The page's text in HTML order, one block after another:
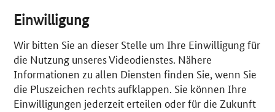
Einwilligung
Wir bitten Sie an dieser Stelle um Ihre Einwilligung für
die Nutzung unseres Videodienstes. Nähere
Informationen zu allen Diensten finden Sie, wenn Sie
die Pluszeichen rechts aufklappen. Sie können Ihre
Einwilligungen jederzeit erteilen oder für die Zukunft
die Nutzung von Private Cloud (Bereitstellung aus
unternehmenseigenen Rechenzentren, Cloud-Umgebung im Eigentum
des nutzenden Unternehmens) und die Zufriedenheit mit diesen
Lösungen ab. Jedes vierte Unternehmen nutzt ein Public Cloud-
Angebot (Bereitstellung über das Internet, Cloud-Umgebung Eigentum
eines Dienstleisters). Dabei sind große Unternehmen deutlich Vorreiter.
Hauptsächlich werden Office- (43 Prozent) und Groupware-
Anwendungen (35 Prozent) wie Kalender im Rahmen von sog. Public